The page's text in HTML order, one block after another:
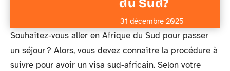
du Sud?
31 décembre 2025
Souhaitez-vous aller en Afrique du Sud pour passer
un séjour ? Alors, vous devez connaître la procédure à
suivre pour avoir un visa sud-africain. Selon votre